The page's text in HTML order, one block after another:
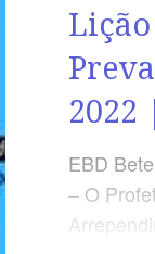
2022
EBD
– O